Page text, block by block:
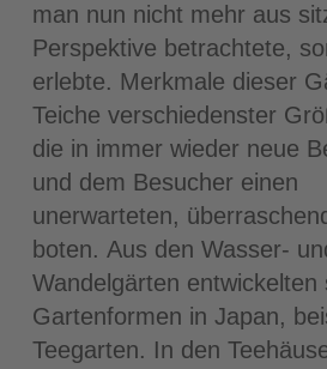
man nun nicht mehr aus
Perspektive betrachtete,
erlebte. Merkmale dieser
Teiche verschiedenster
die in immer wieder neue
und dem Besucher einen
unerwarteten,
boten. Aus den Wasser-
Wandelgärten entwickelten
Gartenformen in Japan,
Teegarten. In den